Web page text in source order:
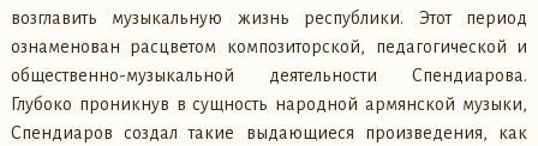
возглавить музыкальную жизнь республики. Этот период
ознаменован расцветом композиторской, педагогической и
общественно-музыкальной деятельности Спендиарова.
Глубоко проникнув в сущность народной армянской музыки,
Спендиаров создал такие выдающиеся произведения, как